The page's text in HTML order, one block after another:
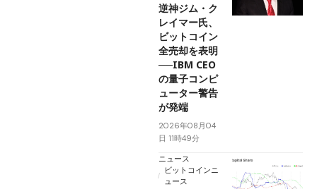
逆神ジム・ク
レイマー氏、
ビットコイン
全売却を表明
──IBM CEO
の量子コンピ
ューター警告
が発端
2026年08月04
日 11時49分
ニュース
ビットコインニ
ュース